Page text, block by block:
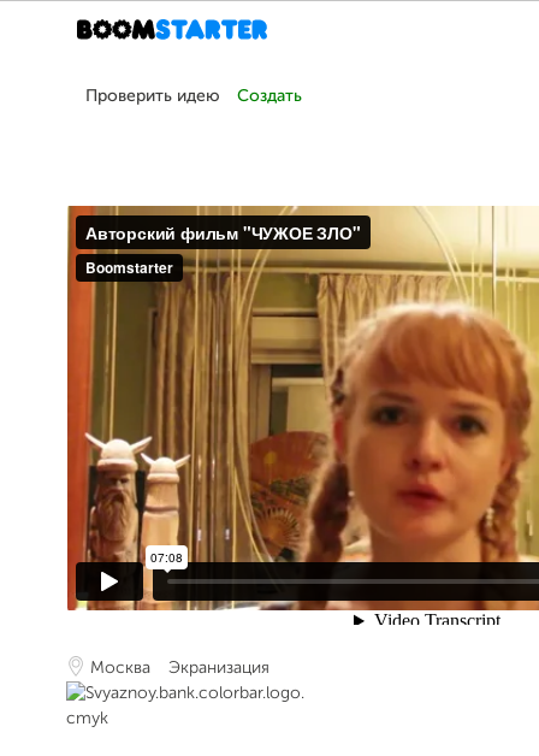
Проверить идею Создать
Москва Экранизация